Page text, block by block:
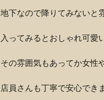
地下なので降りてみないと
入ってみるとおしゃれ可愛
その雰囲気もあってか女性
店員さんも丁寧で安心でき